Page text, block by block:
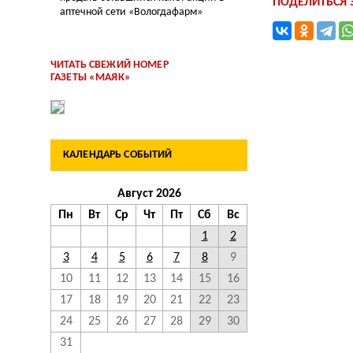
аптечной сети «Вологдафарм»
ЧИТАТЬ СВЕЖИЙ НОМЕР
ГАЗЕТЫ «МАЯК»
КАЛЕНДАРЬ СОБЫТИЙ
Август 2026
Пн
Вт Ср Чт Пт Сб
Вс
1
2
3
4 5 6 7 8
9
10
11 12 13 14 15
16
17
18 19 20 21 22
23
24
25 26 27 28 29
30
31